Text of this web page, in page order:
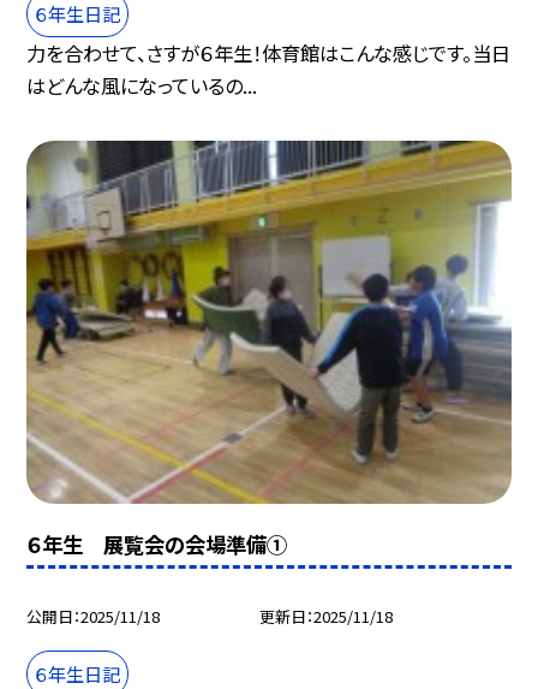
６年生日記
力を合わせて、さすが６年生！体育館はこんな感じです。当日
はどんな風になっているの...
６年生 展覧会の会場準備①
公開日 2025/11/18 更新日 2025/11/18
６年生日記